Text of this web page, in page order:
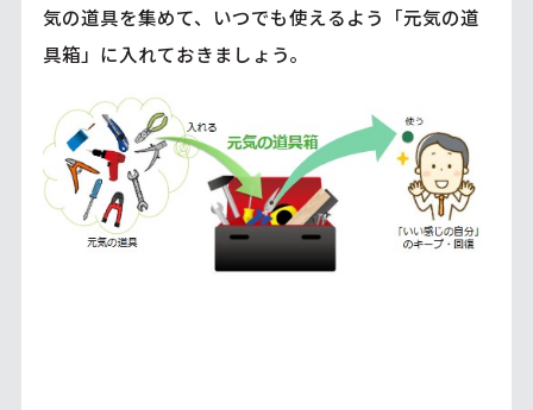
気の道具を集めて、いつでも使えるよう「元気の道
具箱」に入れておきましょう。